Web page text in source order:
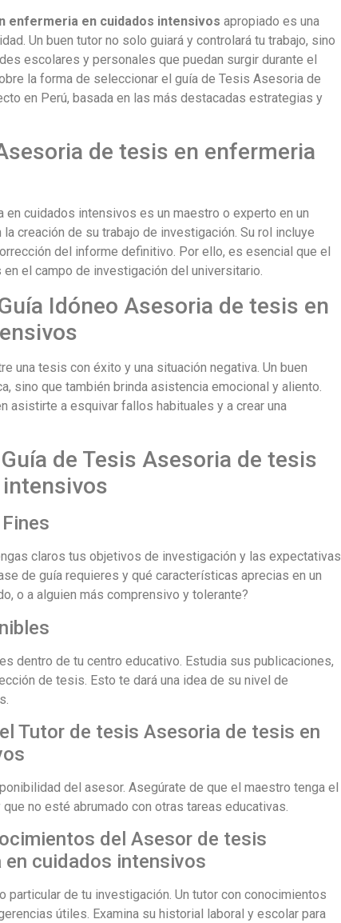
enfermeria en cuidados intensivos apropiado es una
Un buen tutor no solo guiará y controlará tu trabajo, sino
escolares y personales que puedan surgir durante el
la forma de seleccionar el guía de Tesis Asesoria de
en Perú, basada en las más destacadas estrategias y
de tesis en enfermeria
cuidados intensivos es un maestro o experto en un
creación de su trabajo de investigación. Su rol incluye
del informe definitivo. Por ello, es esencial que el
el campo de investigación del universitario.
Idóneo Asesoria de tesis en
una tesis con éxito y una situación negativa. Un buen
sino que también brinda asistencia emocional y aliento.
asistirte a esquivar fallos habituales y a crear una
de Tesis Asesoria de tesis
claros tus objetivos de investigación y las expectativas
de guía requieres y qué características aprecias en un
o a alguien más comprensivo y tolerante?
dentro de tu centro educativo. Estudia sus publicaciones,
de tesis. Esto te dará una idea de su nivel de
Tutor de tesis Asesoria de tesis en
del asesor. Asegúrate de que el maestro tenga el
no esté abrumado con otras tareas educativas.
del Asesor de tesis
cuidados intensivos
particular de tu investigación. Un tutor con conocimientos
útiles. Examina su historial laboral y escolar para